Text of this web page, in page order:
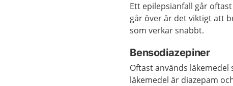
Ett epilepsianfall går
går över är det viktigt att
som verkar snabbt.
Bensodiazepiner
Oftast används
läkemedel är diazepam